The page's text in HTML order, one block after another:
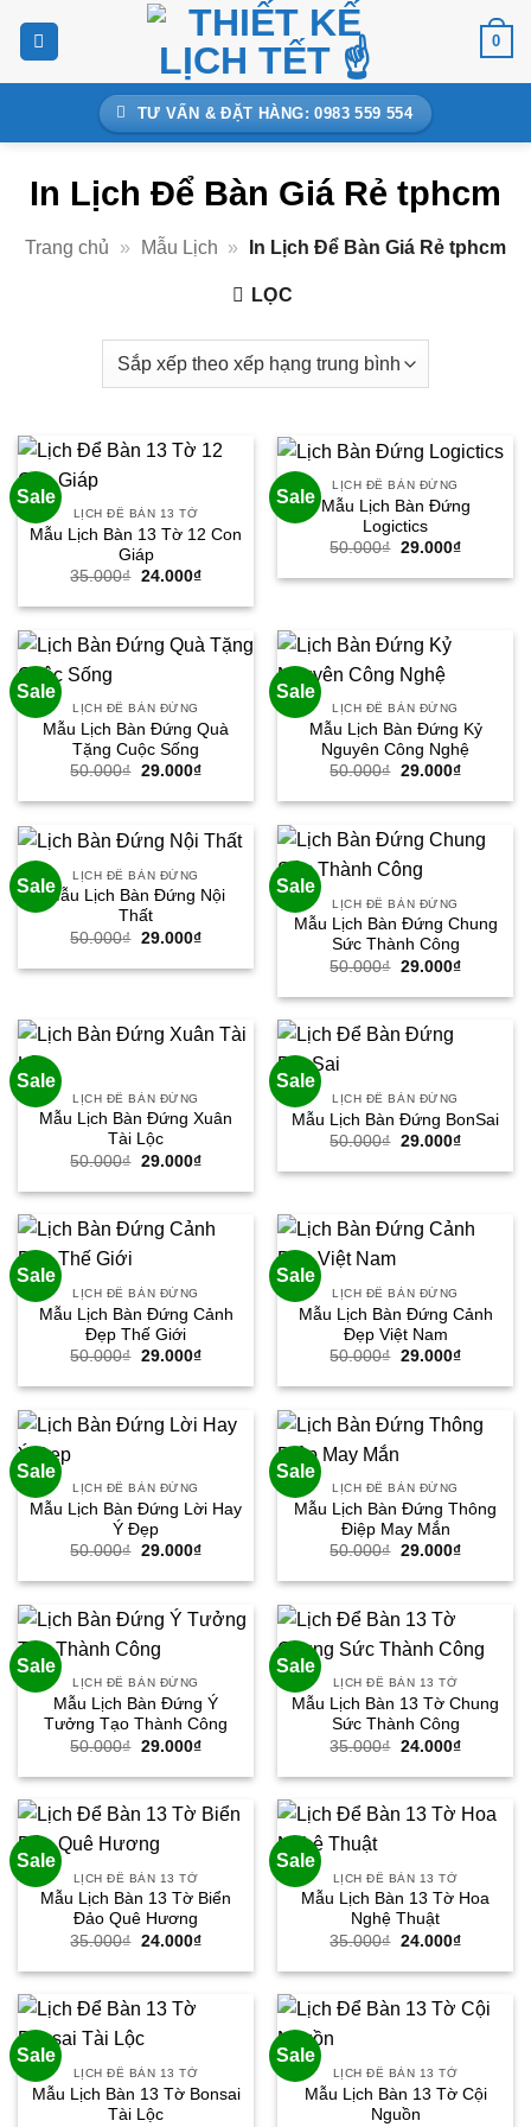
0
TƯ VẤN & ĐẶT HÀNG: 0983 559 554
In Lịch Để Bàn Giá Rẻ tphcm
Trang chủ » Mẫu Lịch » In Lịch Để Bàn Giá Rẻ tphcm
LỌC
Sale
LỊCH ĐỂ BÀN 13 TỜ
Mẫu Lịch Bàn 13 Tờ 12 Con
Giáp
35.000₫ Giá
là:
24.000₫Giá
tại
24.000₫.
Sale
LỊCH ĐỂ BÀN ĐỨNG
Mẫu Lịch Bàn Đứng
Logictics
50.000₫ Giá
là:
29.000₫Giá
tại
Sale
LỊCH ĐỂ BÀN ĐỨNG
Mẫu Lịch Bàn Đứng Quà
Tặng Cuộc Sống
50.000₫ Giá
là:
29.000₫Giá
tại
29.000₫.
Sale
LỊCH ĐỂ BÀN ĐỨNG
Mẫu Lịch Bàn Đứng Kỷ
Nguyên Công Nghệ
50.000₫ Giá
là:
29.000₫Giá
tại
29.000₫.
Sale
LỊCH ĐỂ BÀN ĐỨNG
Mẫu Lịch Bàn Đứng Nội
Thất
50.000₫ Giá
là:
29.000₫Giá
tại
Sale
LỊCH ĐỂ BÀN ĐỨNG
Mẫu Lịch Bàn Đứng Chung
Sức Thành Công
50.000₫ Giá
là:
29.000₫Giá
tại
Sale
LỊCH ĐỂ BÀN ĐỨNG
Mẫu Lịch Bàn Đứng Xuân
Tài Lộc
50.000₫ Giá
là:
29.000₫Giá
tại
29.000₫.
Sale
LỊCH ĐỂ BÀN ĐỨNG
Mẫu Lịch Bàn Đứng BonSai
50.000₫ Giá
là:
29.000₫Giá
tại
Sale
LỊCH ĐỂ BÀN ĐỨNG
Mẫu Lịch Bàn Đứng Cảnh
Đẹp Thế Giới
50.000₫ Giá
là:
29.000₫Giá
tại
29.000₫.
Sale
LỊCH ĐỂ BÀN ĐỨNG
Mẫu Lịch Bàn Đứng Cảnh
Đẹp Việt Nam
50.000₫ Giá
là:
29.000₫Giá
tại
29.000₫.
Sale
LỊCH ĐỂ BÀN ĐỨNG
Mẫu Lịch Bàn Đứng Lời Hay
Ý Đẹp
50.000₫ Giá
là:
29.000₫Giá
tại
29.000₫.
Sale
LỊCH ĐỂ BÀN ĐỨNG
Mẫu Lịch Bàn Đứng Thông
Điệp May Mắn
50.000₫ Giá
là:
29.000₫Giá
tại
Sale
LỊCH ĐỂ BÀN ĐỨNG
Mẫu Lịch Bàn Đứng Ý
Tưởng Tạo Thành Công
50.000₫ Giá
là:
29.000₫Giá
tại
29.000₫.
Sale
LỊCH ĐỂ BÀN 13 TỜ
Mẫu Lịch Bàn 13 Tờ Chung
Sức Thành Công
35.000₫ Giá
là:
24.000₫Giá
tại
24.000₫.
Sale
LỊCH ĐỂ BÀN 13 TỜ
Mẫu Lịch Bàn 13 Tờ Biển
Đảo Quê Hương
35.000₫ Giá
là:
24.000₫Giá
tại
Sale
LỊCH ĐỂ BÀN 13 TỜ
Mẫu Lịch Bàn 13 Tờ Hoa
Nghệ Thuật
35.000₫ Giá
là:
24.000₫Giá
tại
24.000₫.
Sale
LỊCH ĐỂ BÀN 13 TỜ
Mẫu Lịch Bàn 13 Tờ Bonsai
Tài Lộc
Sale
LỊCH ĐỂ BÀN 13 TỜ
Mẫu Lịch Bàn 13 Tờ Cội
Nguồn